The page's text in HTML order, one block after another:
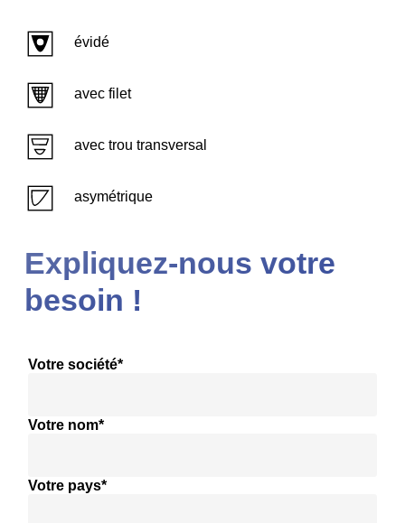
évidé
avec filet
avec trou transversal
asymétrique
Expliquez-nous votre
besoin !
Votre société*
Votre nom*
Votre pays*